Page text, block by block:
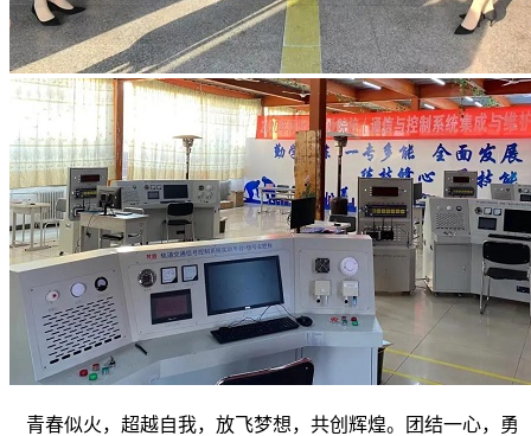
青春似火，超越自我，放飞梦想，共创辉煌。团结一心，勇